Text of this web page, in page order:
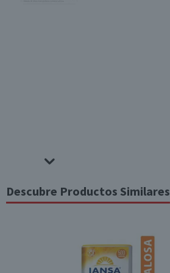
Descubre Productos Similares